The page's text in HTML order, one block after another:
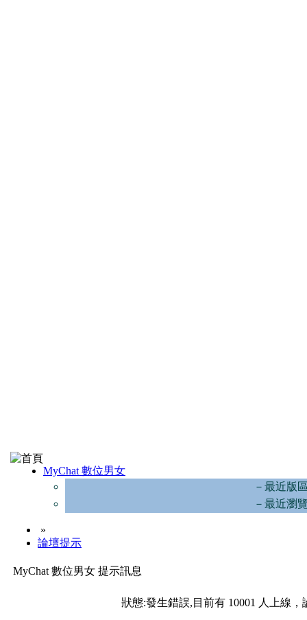
MyChat 數位男女
－最近版
－最近瀏
»
論壇提示
MyChat 數位男女 提示訊息
狀態:發生錯誤,目前有 10001 人上線